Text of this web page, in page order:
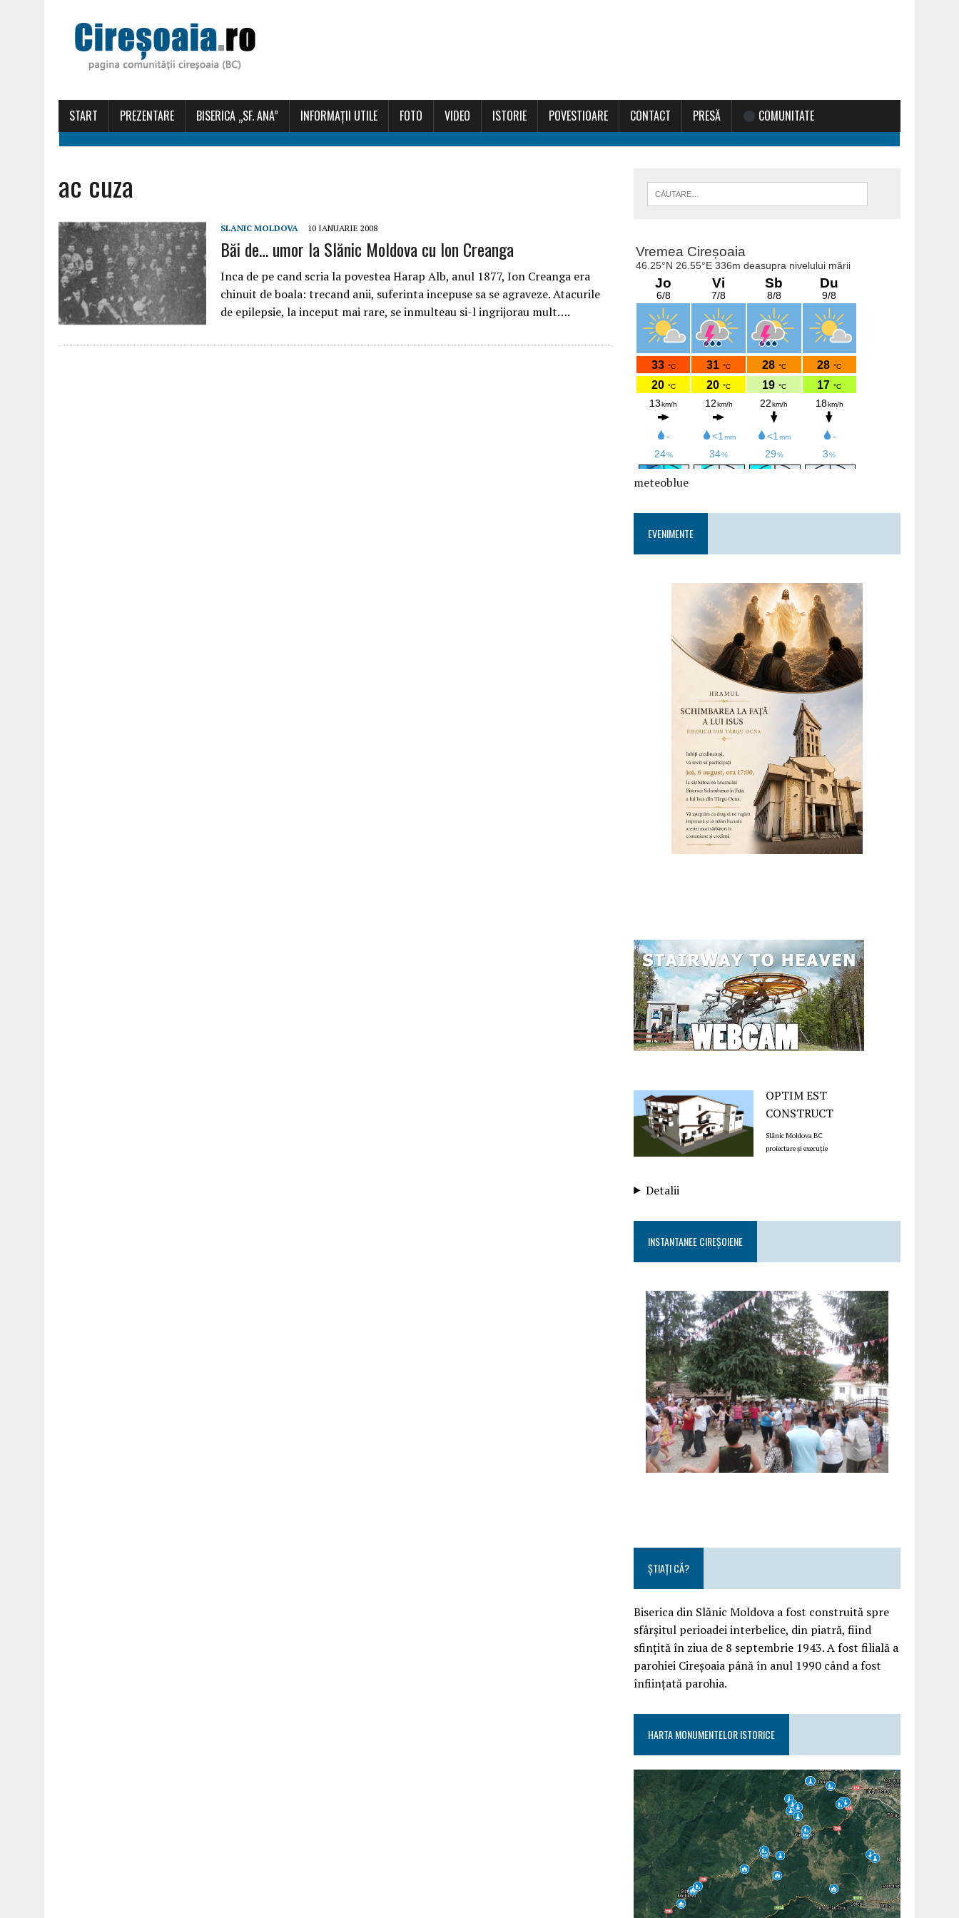
START PREZENTARE BISERICA „SF. ANA” INFORMAȚII UTILE FOTO VIDEO ISTORIE POVESTIOARE CONTACT PRESĂ COMUNITATE
ac cuza
SLANIC MOLDOVA 10 IANUARIE 2008
Băi de… umor la Slănic Moldova cu Ion Creanga
Inca de pe cand scria la povestea Harap Alb, anul 1877, Ion Creanga era
chinuit de boala: trecand anii, suferinta incepuse sa se agraveze. Atacurile
de epilepsie, la inceput mai rare, se inmulteau si-l ingrijorau mult….
meteoblue
EVENIMENTE
OPTIM EST
CONSTRUCT
Slănic Moldova BC
proiectare și execuție
Detalii
INSTANTANEE CIREȘOIENE
ȘTIAȚI CĂ?
Biserica din Slănic Moldova a fost construită spre
sfârşitul perioadei interbelice, din piatră, fiind
sfinţită în ziua de 8 septembrie 1943. A fost filială a
parohiei Cireşoaia până în anul 1990 când a fost
înfiinţată parohia.
HARTA MONUMENTELOR ISTORICE